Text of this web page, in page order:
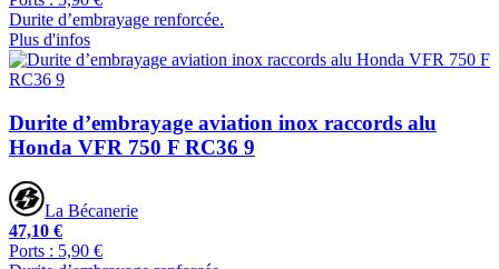
Durite d’embrayage renforcée.
Plus d'infos
Durite d’embrayage aviation inox raccords alu
Honda VFR 750 F RC36 9
La Bécanerie
47,10 €
Ports : 5,90 €